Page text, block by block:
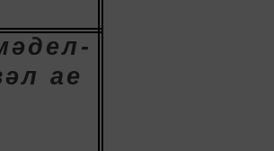
ае